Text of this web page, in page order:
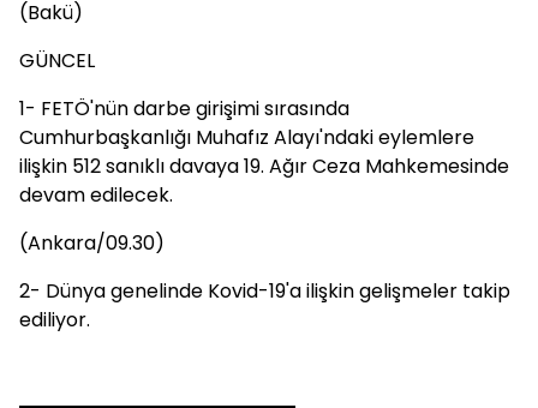
(Bakü)
GÜNCEL
1- FETÖ'nün darbe girişimi sırasında
Cumhurbaşkanlığı Muhafız Alayı'ndaki eylemlere
ilişkin 512 sanıklı davaya 19. Ağır Ceza Mahkemesinde
devam edilecek.
(Ankara/09.30)
2- Dünya genelinde Kovid-19'a ilişkin gelişmeler takip
ediliyor.